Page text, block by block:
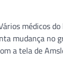
médicos
mudança no
a tela de